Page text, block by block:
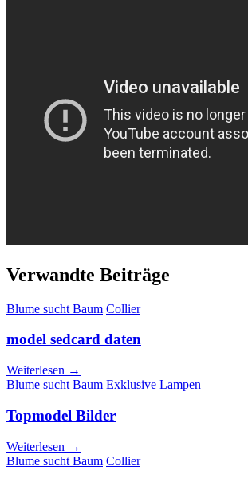
Verwandte Beiträge
Blume sucht Baum Collier
model sedcard daten
Weiterlesen →
Blume sucht Baum Exklusive Lampen
Topmodel Bilder
Weiterlesen →
Blume sucht Baum Collier